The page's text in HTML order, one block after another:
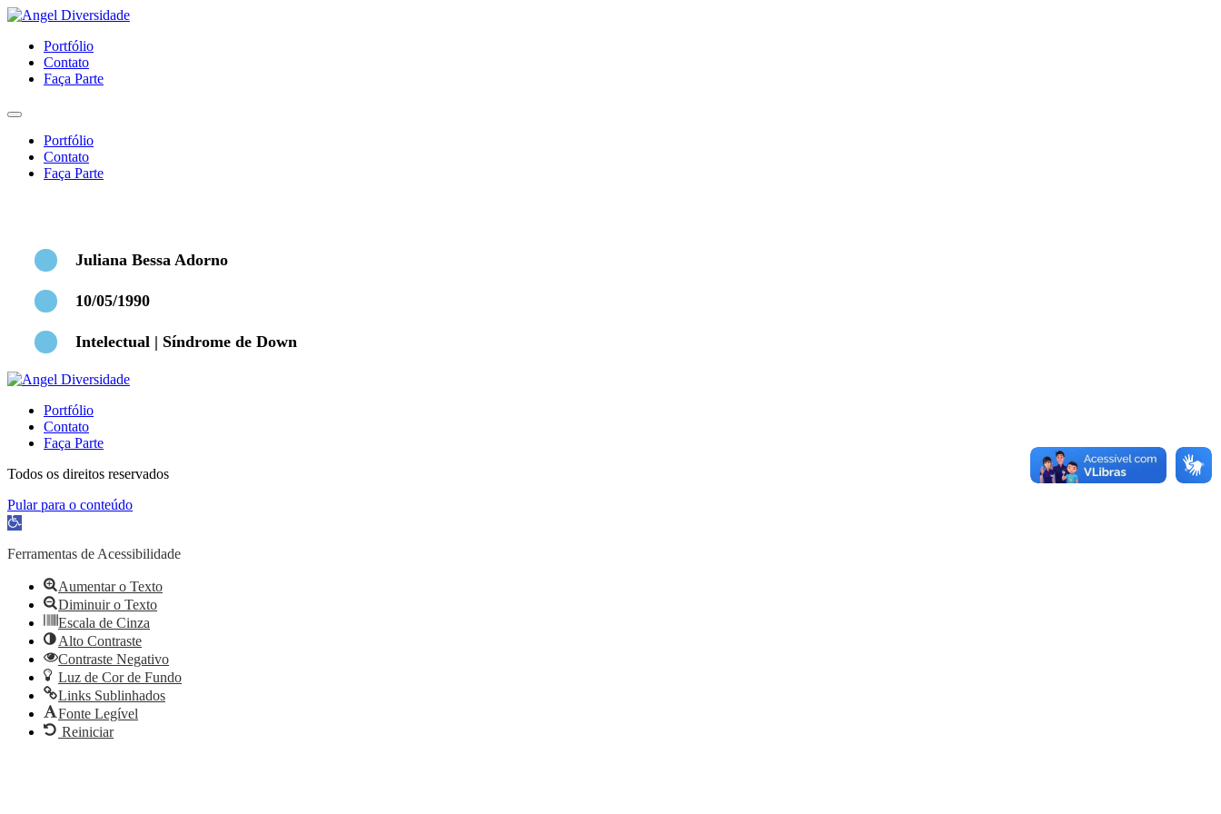
Portfólio
Contato
Faça Parte
Portfólio
Contato
Faça Parte
Juliana Bessa Adorno
10/05/1990
Intelectual | Síndrome de Down
Portfólio
Contato
Faça Parte
Todos os direitos reservados
Pular para o conteúdo
Barra
Ferramentas
Ferramentas de Acessibilidade
Aumentar o Texto
Diminuir o Texto
Escala de Cinza
Alto Contraste
Contraste Negativo
Luz de Cor de Fundo
Links Sublinhados
Fonte Legível
Reiniciar